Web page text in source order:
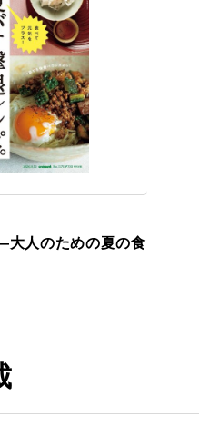
人のための夏の食